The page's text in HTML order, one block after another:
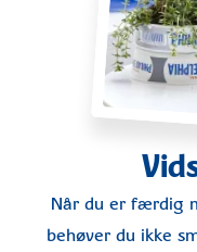
Når du er færdig
behøver du ikke